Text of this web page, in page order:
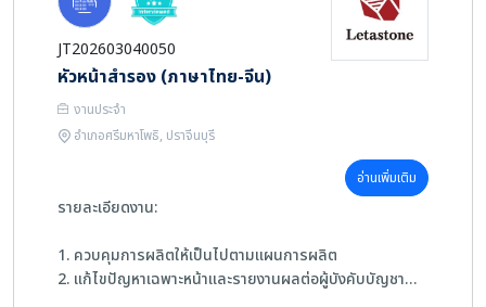
JT202603040050
หัวหน้าสำรอง (ภาษาไทย-จีน)
งานประจำ
อำเภอศรีมหาโพธิ, ปราจีนบุรี
อ่านเพิ่มเติม
รายละเอียดงาน:
1. ควบคุมการผลิตให้เป็นไปตามแผนการผลิต
2. แก้ไขปัญหาเฉพาะหน้าและรายงานผลต่อผู้บังคับบัญชา